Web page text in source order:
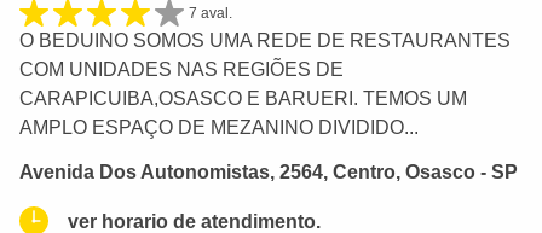
7 aval.
O BEDUINO SOMOS UMA REDE DE RESTAURANTES
COM UNIDADES NAS REGIÕES DE
CARAPICUIBA,OSASCO E BARUERI. TEMOS UM
AMPLO ESPAÇO DE MEZANINO DIVIDIDO...
Avenida Dos Autonomistas, 2564, Centro, Osasco - SP
ver horario de atendimento.